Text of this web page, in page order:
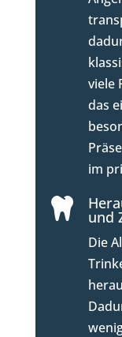
viele
das
im
 und
Die